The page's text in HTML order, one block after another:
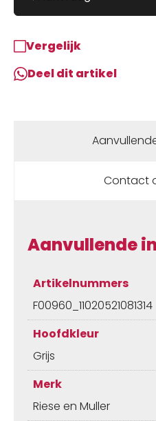
Vergelijk
Deel dit artikel
Contact
Aanvullende
Artikelnummers
F00960_11020521081314
Hoofdkleur
Grijs
Merk
Riese en Muller